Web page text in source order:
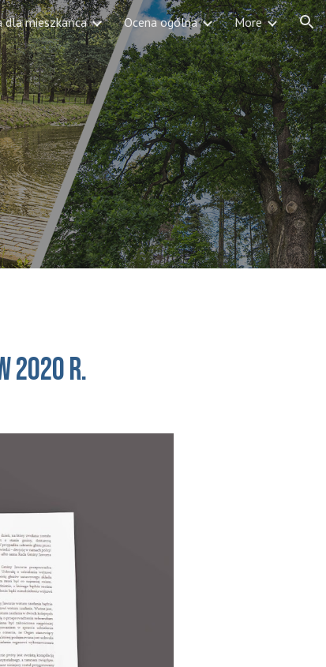
dla mieszkańca Ocena ogólna More
2020 r.